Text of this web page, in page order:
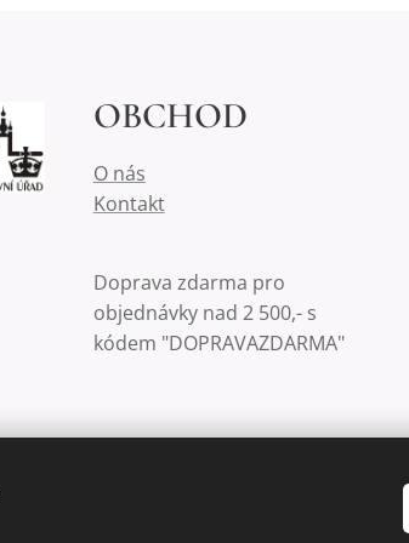
OBCHOD
O nás
Kontakt
Doprava zdarma pro
objednávky nad 2 500,- s
kódem "DOPRAVAZDARMA"